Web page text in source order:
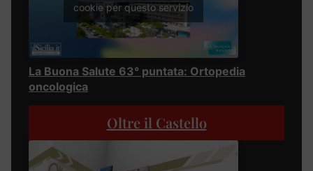
cookie per questo servizio
La Buona Salute 63° puntata: Ortopedia
oncologica
Oltre il Castello